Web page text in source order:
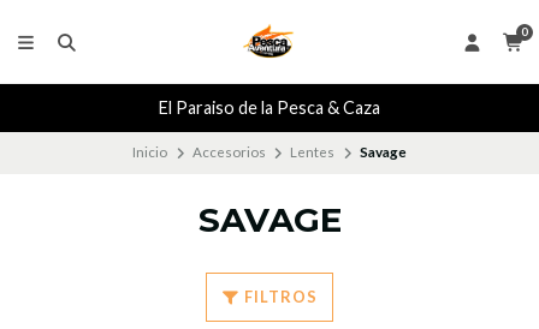
0
El Paraiso de la Pesca & Caza
Inicio Accesorios Lentes Savage
SAVAGE
FILTROS